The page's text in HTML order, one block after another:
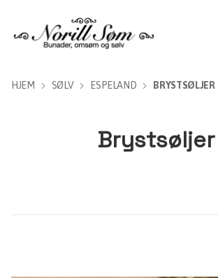
HJEM SØLV ESPELAND BRYSTSØLJER
Brystsøljer